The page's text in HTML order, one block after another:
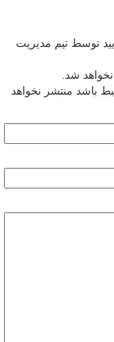
توسط تیم مدیریت
نخواهد شد.
باشد منتشر نخواهد